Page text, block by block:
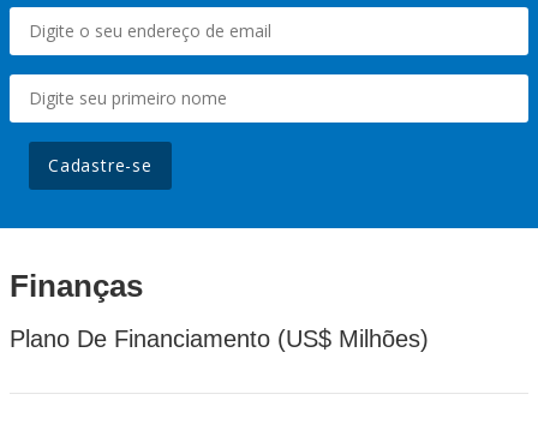
Cadastre-se
Finanças
Plano De Financiamento (US$ Milhões)